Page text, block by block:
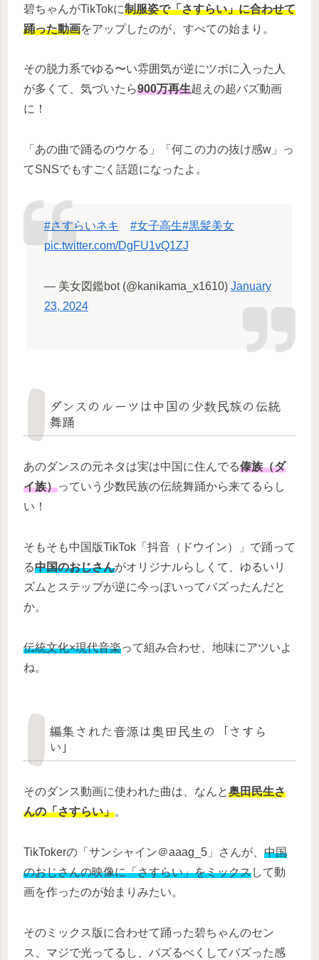
碧ちゃんがTikTokに制服姿で「さすらい」に合わせて
踊った動画をアップしたのが、すべての始まり。
その脱力系でゆる〜い雰囲気が逆にツボに入った人
が多くて、気づいたら900万再生超えの超バズ動画
に！
「あの曲で踊るのウケる」「何この力の抜け感w」っ
てSNSでもすごく話題になったよ。
#さすらいネキ #女子高生#黒髪美女
pic.twitter.com/DgFU1vQ1ZJ
— 美女図鑑bot (@kanikama_x1610) January
23, 2024
ダンスのルーツは中国の少数民族の伝統
舞踊
あのダンスの元ネタは実は中国に住んでる傣族（ダ
イ族）っていう少数民族の伝統舞踊から来てるらし
い！
そもそも中国版TikTok「抖音（ドウイン）」で踊って
る中国のおじさんがオリジナルらしくて、ゆるいリ
ズムとステップが逆に今っぽいってバズったんだと
か。
伝統文化×現代音楽って組み合わせ、地味にアツいよ
ね。
編集された音源は奥田民生の「さすら
い」
そのダンス動画に使われた曲は、なんと奥田民生さ
んの「さすらい」。
TikTokerの「サンシャイン＠aaag_5」さんが、 中国
のおじさんの映像に「さすらい」をミックスして動
画を作ったのが始まりみたい。
そのミックス版に合わせて踊った碧ちゃんのセン
ス、マジで光ってるし、バズるべくしてバズった感